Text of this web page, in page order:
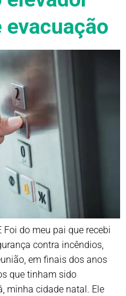
Foi do meu pai que recebi
contra incêndios,
em finais dos anos
que tinham sido
minha cidade natal. Ele